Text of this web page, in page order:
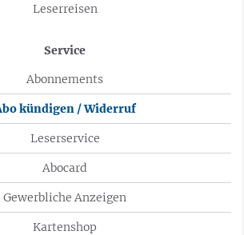
Leserreisen
Service
Abonnements
kündigen / Widerruf
Leserservice
Abocard
Gewerbliche Anzeigen
Kartenshop